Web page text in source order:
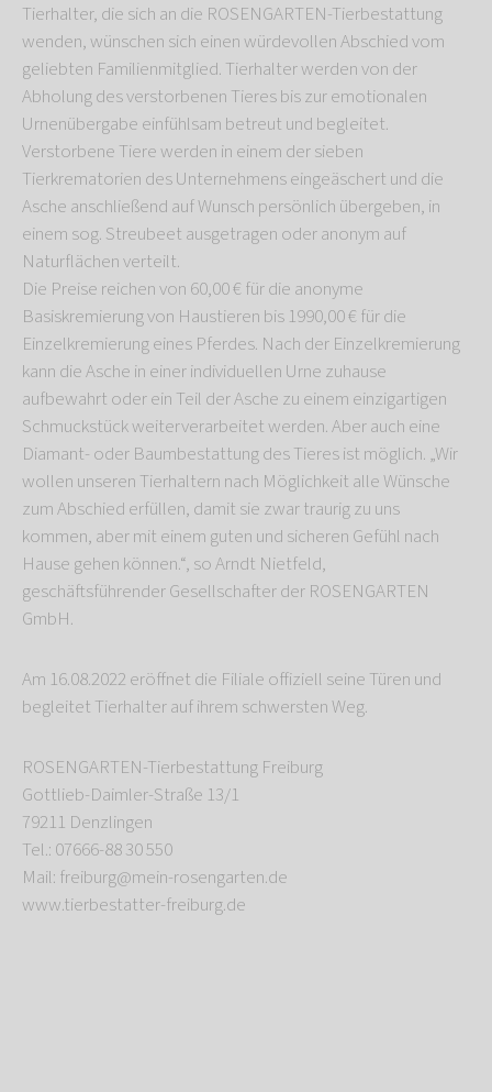
Tierhalter, die sich an die ROSENGARTEN-Tierbestattung
wenden, wünschen sich einen würdevollen Abschied vom
geliebten Familienmitglied. Tierhalter werden von der
Abholung des verstorbenen Tieres bis zur emotionalen
Urnenübergabe einfühlsam betreut und begleitet.
Verstorbene Tiere werden in einem der sieben
Tierkrematorien des Unternehmens eingeäschert und die
Asche anschließend auf Wunsch persönlich übergeben, in
einem sog. Streubeet ausgetragen oder anonym auf
Naturflächen verteilt.
Die Preise reichen von 60,00 € für die anonyme
Basiskremierung von Haustieren bis 1990,00 € für die
Einzelkremierung eines Pferdes. Nach der Einzelkremierung
kann die Asche in einer individuellen Urne zuhause
aufbewahrt oder ein Teil der Asche zu einem einzigartigen
Schmuckstück weiterverarbeitet werden. Aber auch eine
Diamant- oder Baumbestattung des Tieres ist möglich. „Wir
wollen unseren Tierhaltern nach Möglichkeit alle Wünsche
zum Abschied erfüllen, damit sie zwar traurig zu uns
kommen, aber mit einem guten und sicheren Gefühl nach
Hause gehen können.“, so Arndt Nietfeld,
geschäftsführender Gesellschafter der ROSENGARTEN
GmbH.
Am 16.08.2022 eröffnet die Filiale offiziell seine Türen und
begleitet Tierhalter auf ihrem schwersten Weg.
ROSENGARTEN-Tierbestattung Freiburg
Gottlieb-Daimler-Straße 13/1
79211 Denzlingen
Tel.: 07666-88 30 550
Mail: freiburg@mein-rosengarten.de
www.tierbestatter-freiburg.de